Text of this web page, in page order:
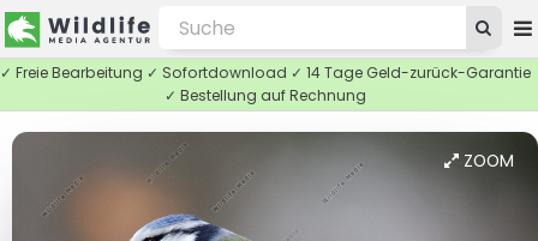
✓ Freie Bearbeitung ✓ Sofortdownload ✓ 14 Tage Geld-zurück-Garantie
✓ Bestellung auf Rechnung
ZOOM